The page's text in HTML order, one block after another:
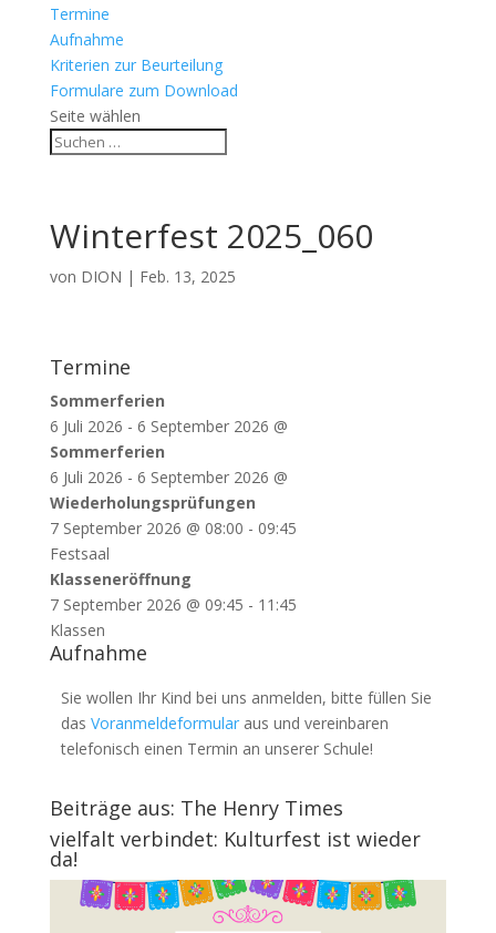
Termine
Aufnahme
Kriterien zur Beurteilung
Formulare zum Download
Seite wählen
Winterfest 2025_060
von DION | Feb. 13, 2025
Termine
Sommerferien
6 Juli 2026 - 6 September 2026 @
Sommerferien
6 Juli 2026 - 6 September 2026 @
Wiederholungsprüfungen
7 September 2026 @ 08:00 - 09:45
Festsaal
Klasseneröffnung
7 September 2026 @ 09:45 - 11:45
Klassen
Aufnahme
Sie wollen Ihr Kind bei uns anmelden, bitte füllen Sie
das Voranmeldeformularaus und vereinbaren
telefonisch einen Termin an unserer Schule!
Beiträge aus: The Henry Times
vielfalt verbindet: Kulturfest ist wieder
da!